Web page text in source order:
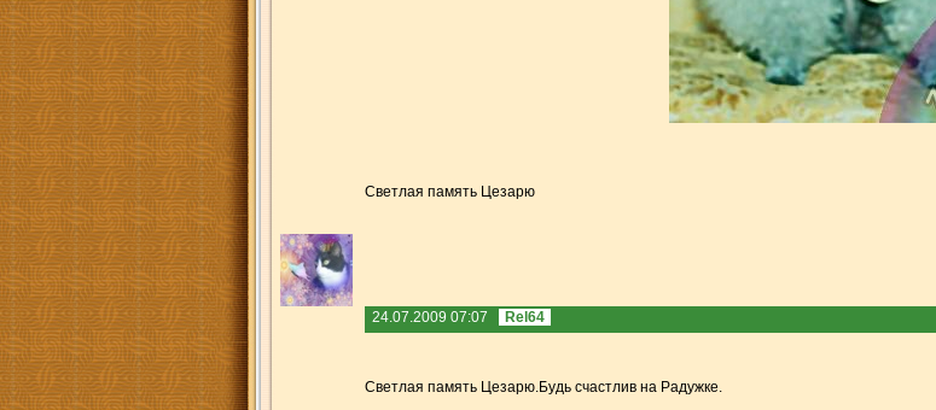
Светлая память Цезарю
24.07.2009 07:07 Rel64
Светлая память Цезарю.Будь счастлив на Радужке.